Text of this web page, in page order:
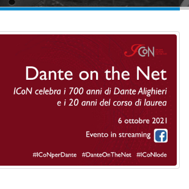
on-the-net.jpg